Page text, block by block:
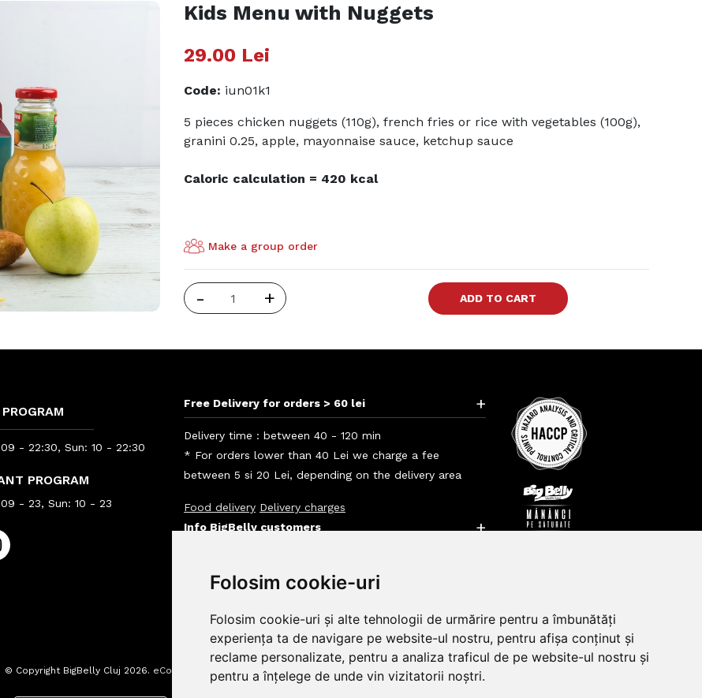
Folosim cookie-uri
Folosim cookie-uri și alte tehnologii de urmărire pentru a îmbunătăți
experiența ta de navigare pe website-ul nostru, pentru afișa conținut și
reclame personalizate, pentru a analiza traficul de pe website-ul nostru și
pentru a înțelege de unde vin vizitatorii noștri.
Kids Menu with Nuggets
29.00 Lei
Code: iun01k1
5 pieces chicken nuggets (110g), french fries or rice with vegetables (100g),
granini 0.25, apple, mayonnaise sauce, ketchup sauce
Caloric calculation = 420 kcal
Make a group order
- + ADD TO CART
- 22:30, Sun: 10 - 22:30
PROGRAM
- 23, Sun: 10 - 23
Free Delivery for orders > 60 lei +
Delivery time : between 40 - 120 min
* For orders lower than 40 Lei we charge a fee
between 5 si 20 Lei, depending on the delivery area
Food delivery Delivery charges
Info BigBelly customers
+
© Copyright BigBelly Cluj 2026. eCommerce Website by